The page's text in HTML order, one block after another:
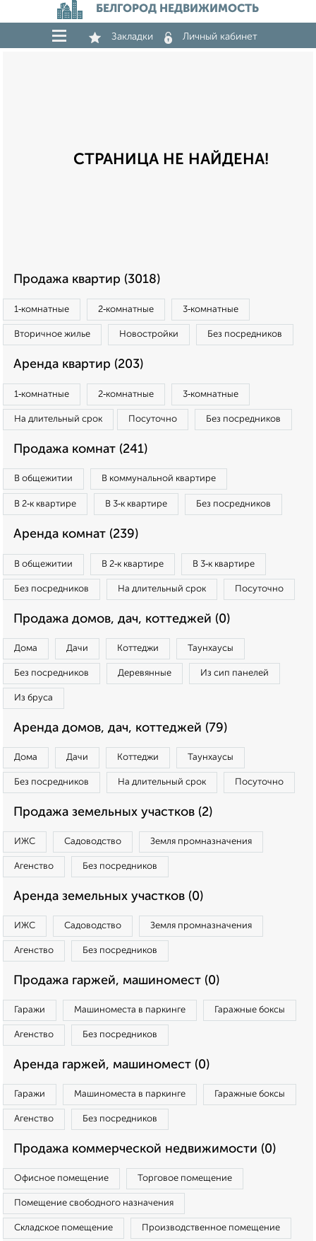
БЕЛГОРОД НЕДВИЖИМОСТЬ
Закладки Личный кабинет
СТРАНИЦА НЕ НАЙДЕНА!
Продажа квартир (3018)
1‑комнатные 2‑комнатные 3‑комнатные
Вторичное жилье Новостройки Без посредников
Аренда квартир (203)
1‑комнатные 2‑комнатные 3‑комнатные
На длительный срок Посуточно Без посредников
Продажа комнат (241)
В общежитии В коммунальной квартире
В 2‑к квартире В 3‑к квартире Без посредников
Аренда комнат (239)
В общежитии В 2‑к квартире В 3‑к квартире
Без посредников На длительный срок Посуточно
Продажа домов, дач, коттеджей (0)
Дома Дачи Коттеджи Таунхаусы
Без посредников Деревянные Из сип панелей
Из бруса
Аренда домов, дач, коттеджей (79)
Дома Дачи Коттеджи Таунхаусы
Без посредников На длительный срок Посуточно
Продажа земельных участков (2)
ИЖС Садоводство Земля промназначения
Агенство Без посредников
Аренда земельных участков (0)
ИЖС Садоводство Земля промназначения
Агенство Без посредников
Продажа гаржей, машиномест (0)
Гаражи Машиноместа в паркинге Гаражные боксы
Агенство Без посредников
Аренда гаржей, машиномест (0)
Гаражи Машиноместа в паркинге Гаражные боксы
Агенство Без посредников
Продажа коммерческой недвижимости (0)
Офисное помещение Торговое помещение
Помещение свободного назначения
Складское помещение Производственное помещение